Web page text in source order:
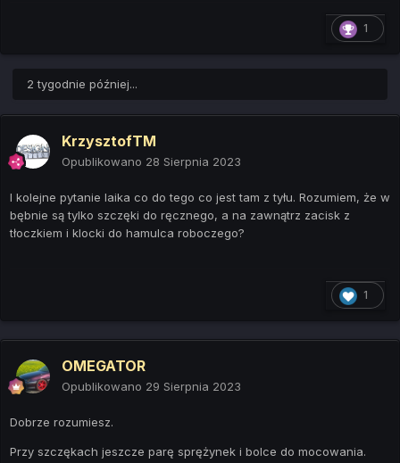
1
2 tygodnie później...
KrzysztofTM
Opublikowano 28 Sierpnia 2023
I kolejne pytanie laika co do tego co jest tam z tyłu. Rozumiem, że w
bębnie są tylko szczęki do ręcznego, a na zawnątrz zacisk z
tłoczkiem i klocki do hamulca roboczego?
1
OMEGATOR
Opublikowano 29 Sierpnia 2023
Dobrze rozumiesz.
Przy szczękach jeszcze parę sprężynek i bolce do mocowania.